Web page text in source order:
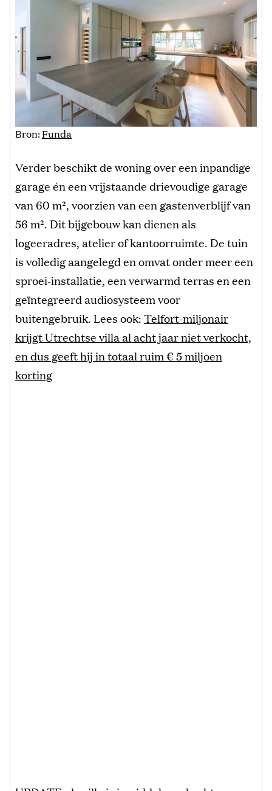
Bron:Funda
Verder beschikt de woning over een inpandige
garage én een vrijstaande drievoudige garage
van 60 m², voorzien van een gastenverblijf van
56 m². Dit bijgebouw kan dienen als
logeeradres, atelier of kantoorruimte. De tuin
is volledig aangelegd en omvat onder meer een
sproei-installatie, een verwarmd terras en een
geïntegreerd audiosysteem voor
buitengebruik. Lees ook:Telfort-miljonair
krijgt Utrechtse villa al acht jaar niet verkocht,
en dus geeft hij in totaal ruim € 5 miljoen
korting